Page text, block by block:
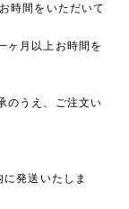
時間をいただいて
ヶ月以上お時間を
のうえ、ご注文い
発送いたしま